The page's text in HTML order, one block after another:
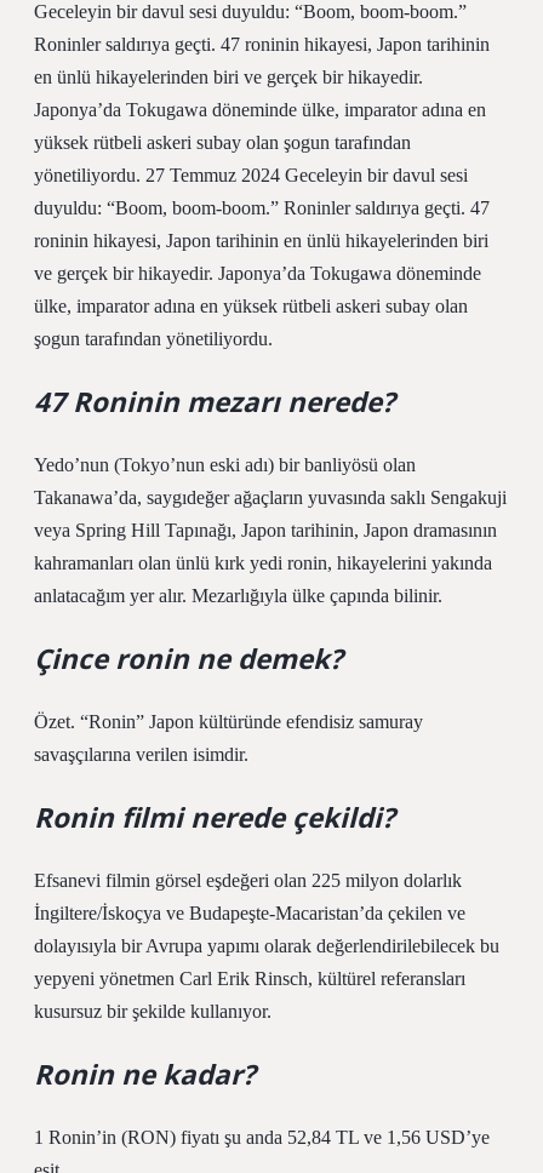
Geceleyin bir davul sesi duyuldu: “Boom, boom-boom.”
Roninler saldırıya geçti. 47 roninin hikayesi, Japon tarihinin
en ünlü hikayelerinden biri ve gerçek bir hikayedir.
Japonya’da Tokugawa döneminde ülke, imparator adına en
yüksek rütbeli askeri subay olan şogun tarafından
yönetiliyordu. 27 Temmuz 2024 Geceleyin bir davul sesi
duyuldu: “Boom, boom-boom.” Roninler saldırıya geçti. 47
roninin hikayesi, Japon tarihinin en ünlü hikayelerinden biri
ve gerçek bir hikayedir. Japonya’da Tokugawa döneminde
ülke, imparator adına en yüksek rütbeli askeri subay olan
şogun tarafından yönetiliyordu.
47 Roninin mezarı nerede?
Yedo’nun (Tokyo’nun eski adı) bir banliyösü olan
Takanawa’da, saygıdeğer ağaçların yuvasında saklı Sengakuji
veya Spring Hill Tapınağı, Japon tarihinin, Japon dramasının
kahramanları olan ünlü kırk yedi ronin, hikayelerini yakında
anlatacağım yer alır. Mezarlığıyla ülke çapında bilinir.
Çince ronin ne demek?
Özet. “Ronin” Japon kültüründe efendisiz samuray
savaşçılarına verilen isimdir.
Ronin filmi nerede çekildi?
Efsanevi filmin görsel eşdeğeri olan 225 milyon dolarlık
İngiltere/İskoçya ve Budapeşte-Macaristan’da çekilen ve
dolayısıyla bir Avrupa yapımı olarak değerlendirilebilecek bu
yepyeni yönetmen Carl Erik Rinsch, kültürel referansları
kusursuz bir şekilde kullanıyor.
Ronin ne kadar?
1 Ronin’in (RON) fiyatı şu anda 52,84 TL ve 1,56 USD’ye